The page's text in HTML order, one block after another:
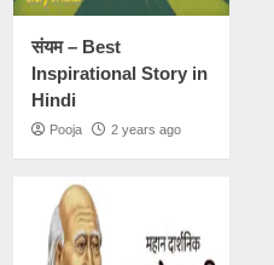
संयम – Best
Inspirational Story in
Hindi
Pooja 2 years ago